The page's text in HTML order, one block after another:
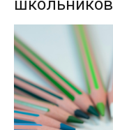
школьников